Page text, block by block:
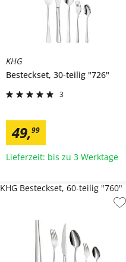
KHG
Besteckset, 30-teilig "726"
3
49,99
Lieferzeit: bis zu 3 Werktage
KHG Besteckset, 60-teilig "760"